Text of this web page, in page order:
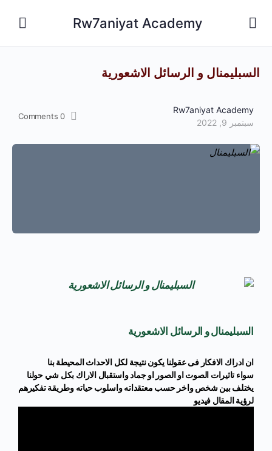
Rw7aniyat Academy
السبليمنال و الرسائل الاشعورية
Rw7aniyat Academy
سبتمبر 9, 2022
0
Comments
السبليمنال و الرسائل الاشعورية
ان ادراك الافكار فى عقولنا يكون نتيجة لكل الاحداث المحيطة بنا
سواء تاثيرات الصوت او الصور او جماد واستقبال الاراك بكل شي حولنا
يختلف بين شخص واخر حسب معتقداته واسلوب حياته وطريقة تفكيرهم
لرؤية المقال فيديو